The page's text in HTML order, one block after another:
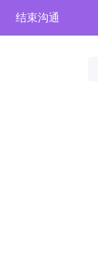
结束沟通